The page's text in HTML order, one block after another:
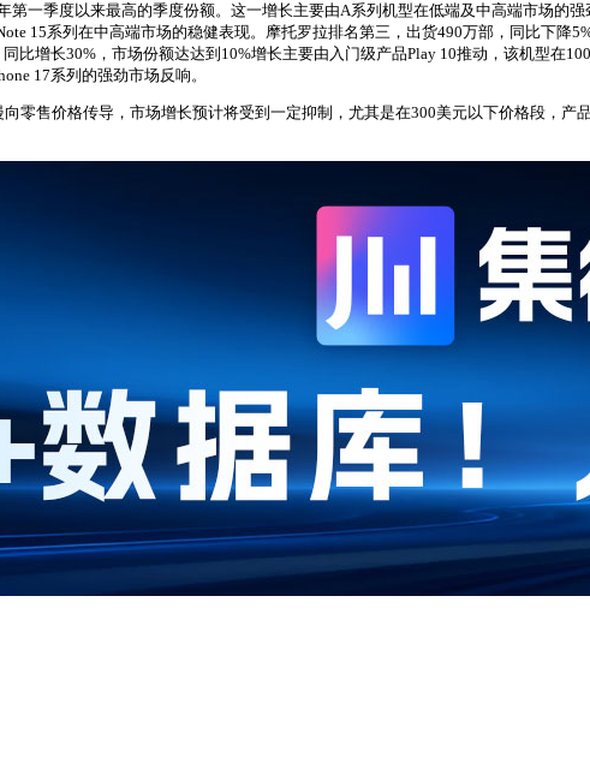
一季度以来最高的季度份额。这一增长主要由A系列机型在低端及中高端市场的
15系列在中高端市场的稳健表现。摩托罗拉排名第三，出货490万部，同比下降
比增长30%，市场份额达达到10%增长主要由入门级产品Play 10推动，该机型在
17系列的强劲市场反响。
零售价格传导，市场增长预计将受到一定抑制，尤其是在300美元以下价格段，产